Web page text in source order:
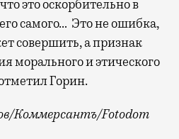
это оскорбительно в
самого… Это не ошибка,
совершить, а признак
морального и этического
Горин.
Коммерсантъ/Fotodom